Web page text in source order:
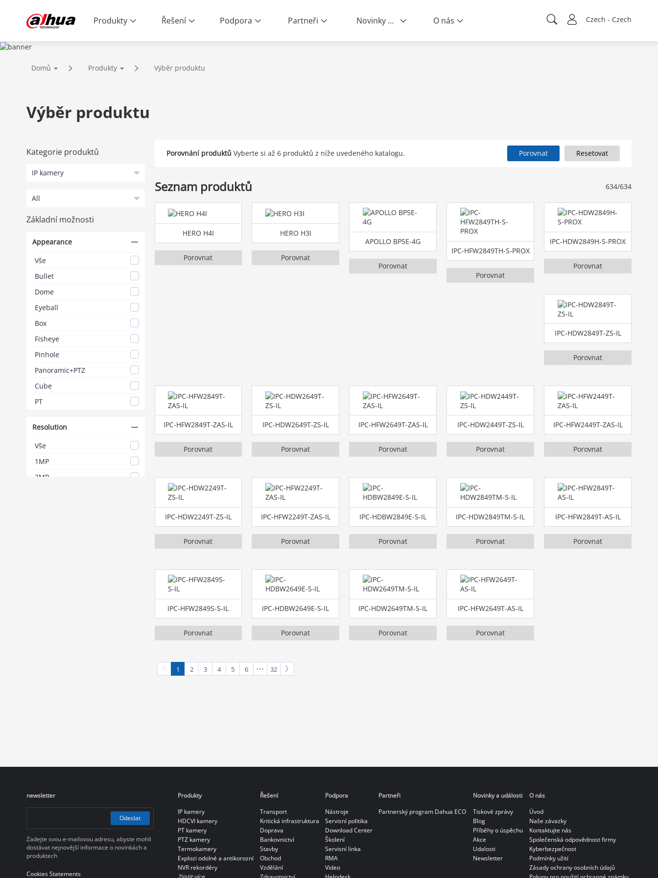
Czech - Czech
Produkty Řešení Podpora Partneři Novinky a události O nás
PRODUCTS
Domů Produkty Výběr produktu
Výběr produktu
Kategorie produktů
Základní možnosti
Appearance
Vše
Bullet
Dome
Eyeball
Box
Fisheye
Pinhole
Panoramic+PTZ
Cube
PT
Resolution
Vše
1MP
2MP
Protection Level
IK10+
IK10
IP68
Porovnání produktů Vyberte si až 6 produktů z níže uvedeného katalogu. Porovnat Resetovat
Seznam produktů 634/634
HERO H4I
Porovnat
HERO H3I
Porovnat
APOLLO BP5E-4G
Porovnat
IPC-HFW2849TH-S-PROX
Porovnat
IPC-HDW2849H-S-PROX
Porovnat
IPC-HDW2849T-ZS-IL
Porovnat
IPC-HFW2849T-ZAS-IL
Porovnat
IPC-HDW2649T-ZS-IL
Porovnat
IPC-HFW2649T-ZAS-IL
Porovnat
IPC-HDW2449T-ZS-IL
Porovnat
IPC-HFW2449T-ZAS-IL
Porovnat
IPC-HDW2249T-ZS-IL
Porovnat
IPC-HFW2249T-ZAS-IL
Porovnat
IPC-HDBW2849E-S-IL
Porovnat
IPC-HDW2849TM-S-IL
Porovnat
IPC-HFW2849T-AS-IL
Porovnat
IPC-HFW2849S-S-IL
Porovnat
IPC-HDBW2649E-S-IL
Porovnat
IPC-HDW2649TM-S-IL
Porovnat
IPC-HFW2649T-AS-IL
Porovnat
1 2 3 4 5 6 32
newsletter
Odeslat
Zadejte svou e-mailovou adresu, abyste mohli
dostávat nejnovější informace o novinkách a
produktech
Cookies Statements
Produkty
IP kamery
HDCVI kamery
PT kamery
PTZ kamery
Termokamery
Explozi odolné a antikorozní
NVR rekordéry
Řešení
Transport
Kritická infrastruktura
Doprava
Bankovnictví
Stavby
Obchod
Vzdělání
Podpora
Nástroje
Servisní politika
Download Center
Školení
Servisní linka
RMA
Video
Partneři
Partnerský program Dahua ECO
Novinky a události
Tiskové zprávy
Blog
Příběhy o úspěchu
Akce
Udalosti
Newsletter
O nás
Úvod
Naše závazky
Kontaktujte nás
Společenská odpovědnost firmy
Kyberbezpečnost
Podmínky užití
Zásady ochrany osobních údajů